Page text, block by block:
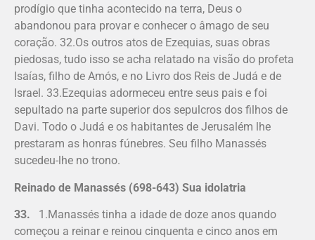
prodígio que tinha acontecido na terra, Deus o
abandonou para provar e conhecer o âmago de seu
coração. 32.Os outros atos de Ezequias, suas obras
piedosas, tudo isso se acha relatado na visão do profeta
Isaías, filho de Amós, e no Livro dos Reis de Judá e de
Israel. 33.Ezequias adormeceu entre seus pais e foi
sepultado na parte superior dos sepulcros dos filhos de
Davi. Todo o Judá e os habitantes de Jerusalém lhe
prestaram as honras fúnebres. Seu filho Manassés
sucedeu-lhe no trono.
Reinado de Manassés (698-643) Sua idolatria
33. 1.Manassés tinha a idade de doze anos quando
começou a reinar e reinou cinquenta e cinco anos em